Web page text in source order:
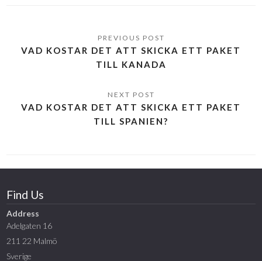
VAD KOSTAR DET ATT SKICKA ETT PAKET
TILL KANADA
VAD KOSTAR DET ATT SKICKA ETT PAKET
TILL SPANIEN?
Find Us
Address
Adelgaten 16
211 22 Malmö
Sverige